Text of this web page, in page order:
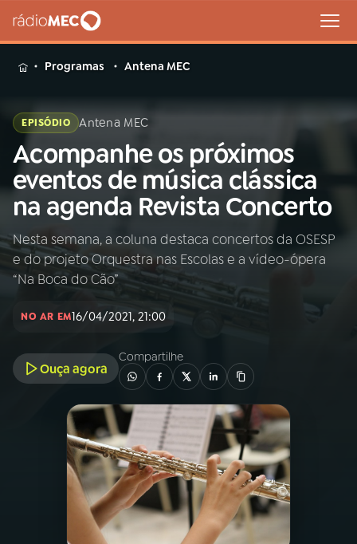
MENU
Buscar
na
Rádio
MEC
Buscar
Início AO VIVO
PROGRAMAS
PODCASTS
Programas Antena MEC
EPISÓDIO Antena MEC
Acompanhe os próximos
eventos de música clássica
na agenda Revista Concerto
Nesta semana, a coluna destaca concertos da OSESP
e do projeto Orquestra nas Escolas e a vídeo-ópera
“Na Boca do Cão”
NO AR EM16/04/2021, 21:00
Ouça agora
Compartilhe